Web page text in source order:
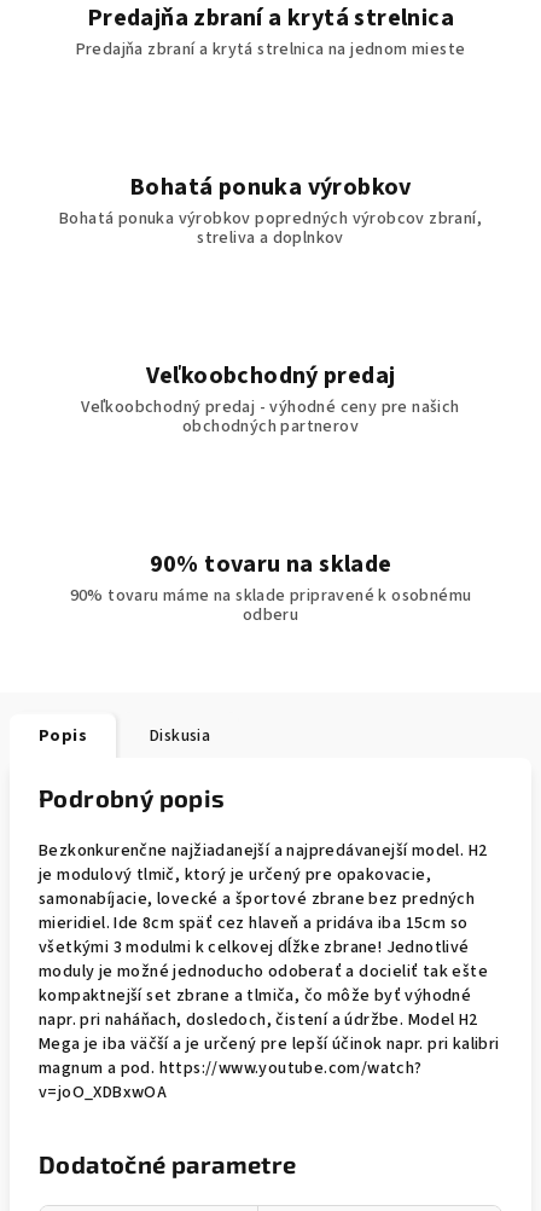
Predajňa zbraní a krytá strelnica
Predajňa zbraní a krytá strelnica na jednom mieste
Bohatá ponuka výrobkov
Bohatá ponuka výrobkov popredných výrobcov zbraní,
streliva a doplnkov
Veľkoobchodný predaj
Veľkoobchodný predaj - výhodné ceny pre našich
obchodných partnerov
90% tovaru na sklade
90% tovaru máme na sklade pripravené k osobnému
odberu
Popis Diskusia
Podrobný popis
Bezkonkurenčne najžiadanejší a najpredávanejší model. H2
je modulový tlmič, ktorý je určený pre opakovacie,
samonabíjacie, lovecké a športové zbrane bez predných
mieridiel. Ide 8cm späť cez hlaveň a pridáva iba 15cm so
všetkými 3 modulmi k celkovej dĺžke zbrane! Jednotlivé
moduly je možné jednoducho odoberať a docieliť tak ešte
kompaktnejší set zbrane a tlmiča, čo môže byť výhodné
napr. pri naháňach, dosledoch, čistení a údržbe. Model H2
Mega je iba väčší a je určený pre lepší účinok napr. pri kalibri
magnum a pod. https://www.youtube.com/watch?
v=joO_XDBxwOA
Dodatočné parametre